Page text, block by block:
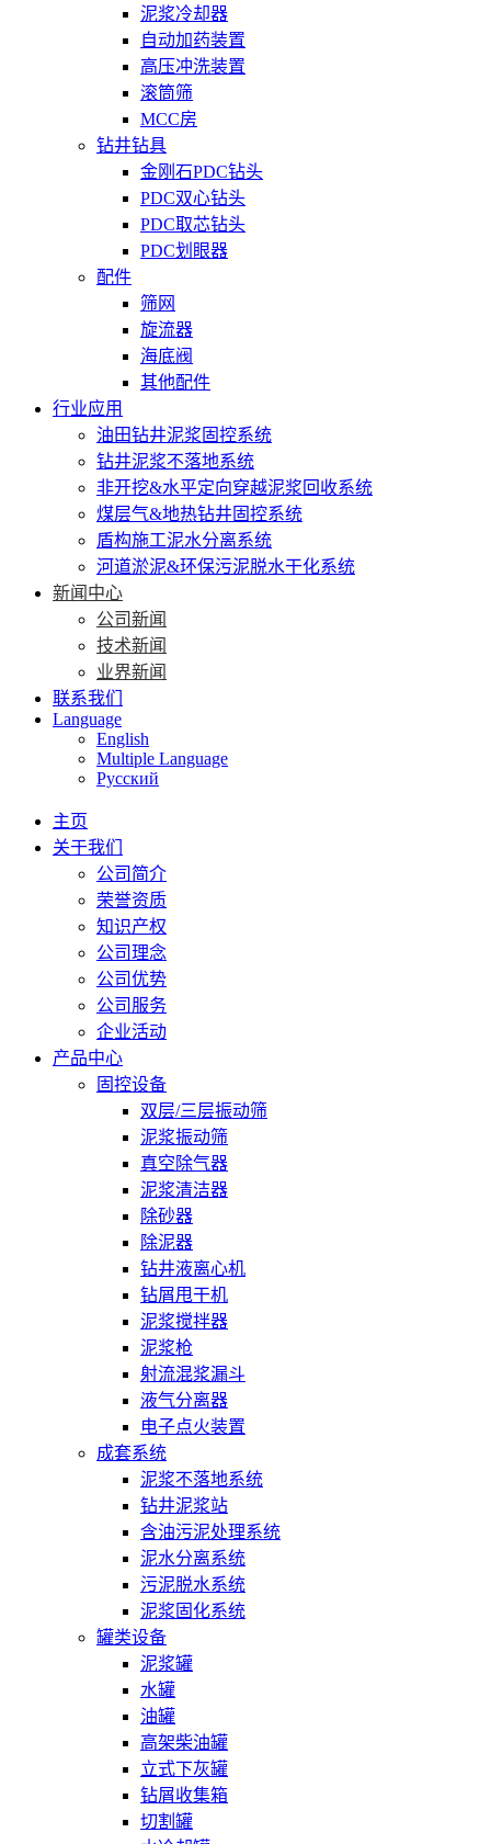
泥浆冷却器
自动加药装置
高压冲洗装置
滚筒筛
MCC房
钻井钻具
金刚石PDC钻头
PDC双心钻头
PDC取芯钻头
PDC划眼器
配件
筛网
旋流器
海底阀
其他配件
行业应用
油田钻井泥浆固控系统
钻井泥浆不落地系统
非开挖&水平定向穿越泥浆回收系统
煤层气&地热钻井固控系统
盾构施工泥水分离系统
河道淤泥&环保污泥脱水干化系统
新闻中心
公司新闻
技术新闻
业界新闻
联系我们
Language
English
Multiple Language
Русский
主页
关于我们
公司简介
荣誉资质
知识产权
公司理念
公司优势
公司服务
企业活动
产品中心
固控设备
双层/三层振动筛
泥浆振动筛
真空除气器
泥浆清洁器
除砂器
除泥器
钻井液离心机
钻屑甩干机
泥浆搅拌器
泥浆枪
射流混浆漏斗
液气分离器
电子点火装置
成套系统
泥浆不落地系统
钻井泥浆站
含油污泥处理系统
泥水分离系统
污泥脱水系统
泥浆固化系统
罐类设备
泥浆罐
水罐
油罐
高架柴油罐
立式下灰罐
钻屑收集箱
切割罐